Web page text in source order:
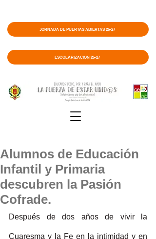
ESCOLARIZACIÓN 26-27
JORNADA DE PUERTAS ABIERTAS 26-27
Alumnos de Educación
Infantil y Primaria
descubren la Pasión
Cofrade.
Después de dos años de vivir la
Cuaresma y la Fe en la intimidad y en